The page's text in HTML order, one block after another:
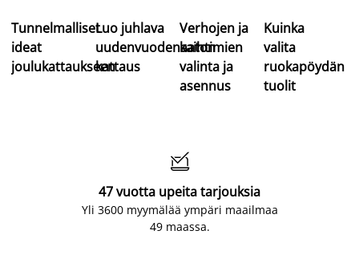
Tunnelmalliset
ideat
joulukattaukseen
Luo juhlava
uudenvuodenaaton
kattaus
Verhojen ja
kaihtimien
valinta ja
asennus
Kuinka
valita
ruokapöydän
tuolit

47 vuotta upeita tarjouksia
Yli 3600 myymälää ympäri maailmaa
49 maassa.